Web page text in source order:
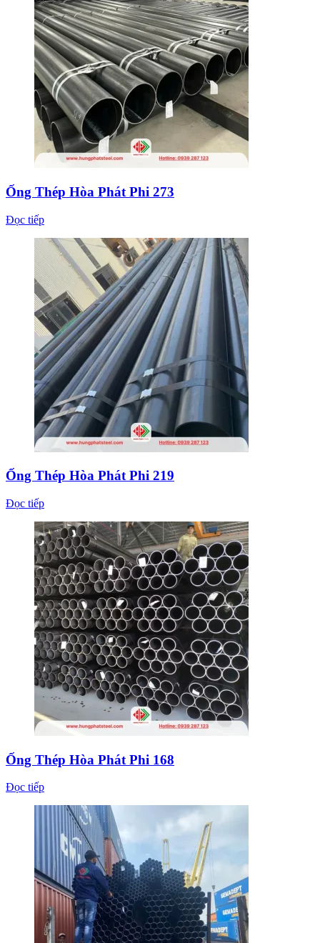
Ống Thép Hòa Phát Phi 273
Đọc tiếp
Ống Thép Hòa Phát Phi 219
Đọc tiếp
Ống Thép Hòa Phát Phi 168
Đọc tiếp